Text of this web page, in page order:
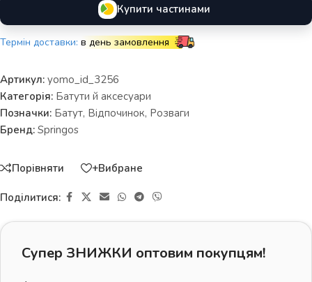
Купити частинами
Термін доставки: в день замовлення
Артикул: yomo_id_3256
Категорія: Батути й аксесуари
Позначки: Батут, Відпочинок, Розваги
Бренд: Springos
Порівняти +Вибране
Поділитися:
Супер ЗНИЖКИ оптовим покупцям!